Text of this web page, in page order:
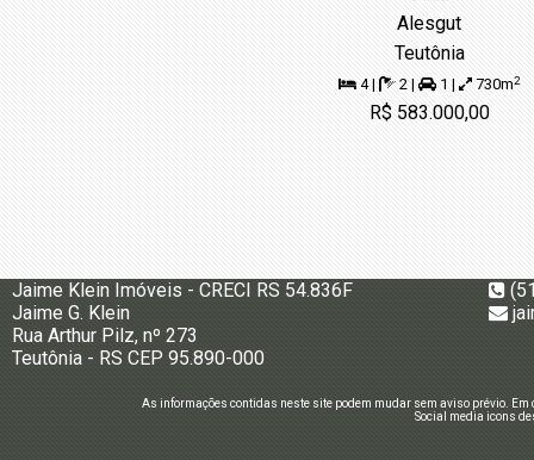
Alesgut
Teutônia
4 | 2 | 1 | 730m2
R$ 583.000,00
Jaime Klein Imóveis - CRECI RS 54.836F
Jaime G. Klein
Rua Arthur Pilz, nº 273
Teutônia - RS CEP 95.890-000
As informações contidas neste site podem mudar sem aviso prévio.
Social media icons